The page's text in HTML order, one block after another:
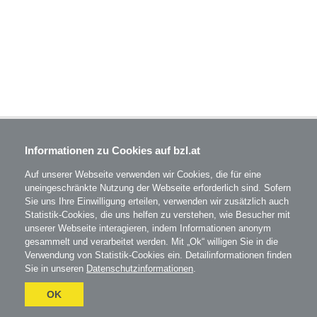
BZL - Bildungszentrum Lenzing GmbH
Im Grüntal 2
T: 07672 701-3531
office@bzl.at
BZLauf Facebook
BZLauf Instagram
Umgesetzt
Informationen zu Cookies auf bzl.at
Auf unserer Webseite verwenden wir Cookies, die für eine
uneingeschränkte Nutzung der Webseite erforderlich sind. Sofern
Sie uns Ihre Einwilligung erteilen, verwenden wir zusätzlich auch
Statistik-Cookies, die uns helfen zu verstehen, wie Besucher mit
unserer Webseite interagieren, indem Informationen anonym
gesammelt und verarbeitet werden. Mit „Ok“ willigen Sie in die
Verwendung von Statistik-Cookies ein. Detailinformationen finden
Sie in unseren Datenschutzinformationen.
OK